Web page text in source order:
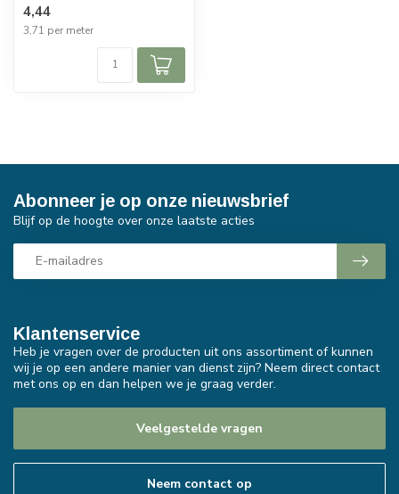
4,44
3,71 per meter
Klantenservice
Heb je vragen over de producten uit ons assortiment of kunnen
wij je op een andere manier van dienst zijn? Neem direct contact
met ons op en dan helpen we je graag verder.
Veelgestelde vragen
Neem contact op
Abonneer je op onze nieuwsbrief
Blijf op de hoogte over onze laatste acties